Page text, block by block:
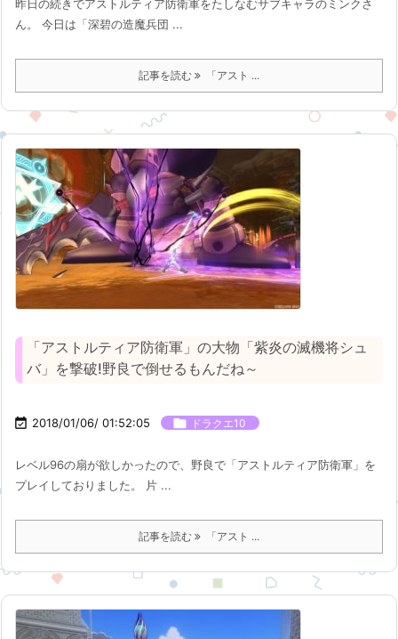
昨日の続きでアストルティア防衛軍をたしなむサブキャラのミンクさ
ん。 今日は「深碧の造魔兵団 ...
記事を読む 「アスト ...
「アストルティア防衛軍」の大物「紫炎の滅機将シュ
バ」を撃破!野良で倒せるもんだね～
 2018/01/06/ 01:52:05  ドラクエ10
レベル96の扇が欲しかったので、野良で「アストルティア防衛軍」を
プレイしておりました。 片 ...
記事を読む 「アスト ...